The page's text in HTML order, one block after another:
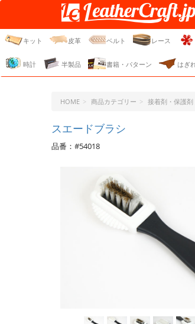
レザークラフト・ドット・
ジェーピー
キット 皮革 ベルト レース
時計 半製品 書籍・パターン はぎ
HOME 商品カテゴリー 接着剤・保護剤
スエードブラシ
品番：#54018